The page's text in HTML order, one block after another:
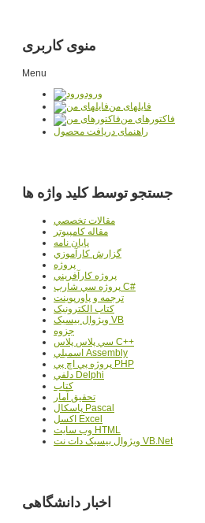
منوی کاربری
Menu
ورود
فایلهای من
فاکتورهای من
راهنمای دریافت محصول
جستجو توسط کلید واژه ها
مقالات تخصصي
مقاله کامپیوتر
پایان نامه
گزارش کارآموزي
پروژه
پروژه کارآفريني
پروژه سي شارپ C#
ترجمه و پاورپوينت
کتاب الکترونيک
ويژوال بيسيک VB
جزوه
سي پلاس پلاس C++
اسمبلي Assembly
پروژه پي اچ پي PHP
دلفي Delphi
کتاب
تحقيق آمار
پاسکال Pascal
اکسل Excel
وب سايت HTML
ويژوال بيسيک دات نت VB.Net
اخبار دانشگاهی